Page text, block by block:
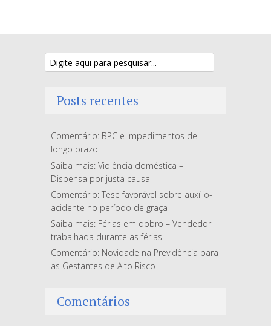
Posts recentes
Comentário: BPC e impedimentos de
longo prazo
Saiba mais: Violência doméstica –
Dispensa por justa causa
Comentário: Tese favorável sobre auxílio-
acidente no período de graça
Saiba mais: Férias em dobro – Vendedor
trabalhada durante as férias
Comentário: Novidade na Previdência para
as Gestantes de Alto Risco
Comentários